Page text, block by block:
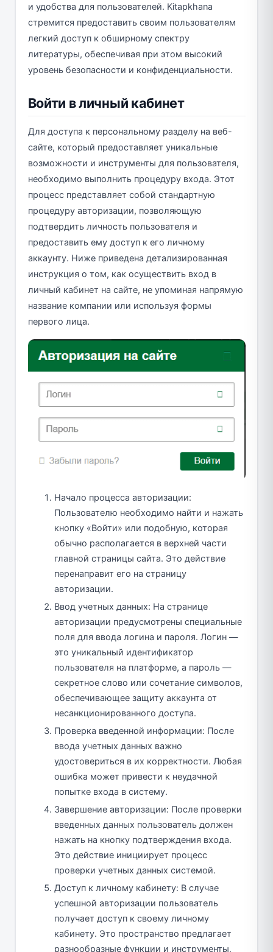
и удобства для пользователей. Kitapkhana
стремится предоставить своим пользователям
легкий доступ к обширному спектру
литературы, обеспечивая при этом высокий
уровень безопасности и конфиденциальности.
Войти в личный кабинет
Для доступа к персональному разделу на веб-
сайте, который предоставляет уникальные
возможности и инструменты для пользователя,
необходимо выполнить процедуру входа. Этот
процесс представляет собой стандартную
процедуру авторизации, позволяющую
подтвердить личность пользователя и
предоставить ему доступ к его личному
аккаунту. Ниже приведена детализированная
инструкция о том, как осуществить вход в
личный кабинет на сайте, не упоминая напрямую
название компании или используя формы
первого лица.
Начало процесса авторизации:
Пользователю необходимо найти и нажать
кнопку «Войти» или подобную, которая
обычно располагается в верхней части
главной страницы сайта. Это действие
перенаправит его на страницу
авторизации.
Ввод учетных данных: На странице
авторизации предусмотрены специальные
поля для ввода логина и пароля. Логин —
это уникальный идентификатор
пользователя на платформе, а пароль —
секретное слово или сочетание символов,
обеспечивающее защиту аккаунта от
несанкционированного доступа.
Проверка введенной информации: После
ввода учетных данных важно
удостовериться в их корректности. Любая
ошибка может привести к неудачной
попытке входа в систему.
Завершение авторизации: После проверки
введенных данных пользователь должен
нажать на кнопку подтверждения входа.
Это действие инициирует процесс
проверки учетных данных системой.
Доступ к личному кабинету: В случае
успешной авторизации пользователь
получает доступ к своему личному
кабинету. Это пространство предлагает
разнообразные функции и инструменты,